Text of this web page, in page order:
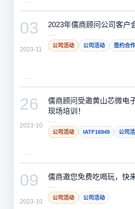
03
2023-11
2023年儒商顾问公司客户
公司活动 公司活动 签约合作
26
2023-10
儒商顾问受邀黄山芯微电
现场培训！
公司活动 IATF16949 公司
09
2023-10
儒商邀您免费吃喝玩，快来
公司活动 公司活动